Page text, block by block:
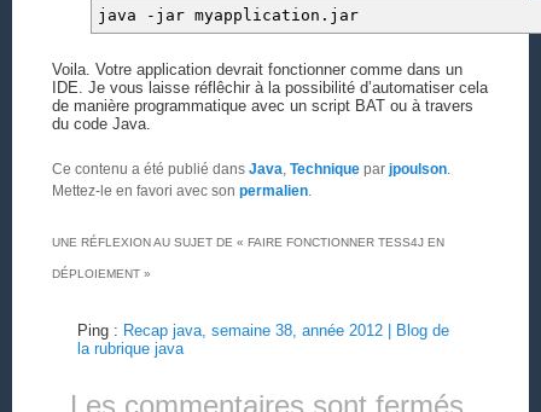
java -jar myapplication.jar
Voila. Votre application devrait fonctionner comme dans un
IDE. Je vous laisse réflêchir à la possibilité d’automatiser cela
de manière programmatique avec un script BAT ou à travers
du code Java.
Ce contenu a été publié dans Java Techniquepar jpoulson.
Mettez-le en favori avec son permalien.
UNE RÉFLEXION AU SUJET DE « FAIRE FONCTIONNER TESS4J EN
DÉPLOIEMENT»
Ping : Recap java, semaine 38, année 2012 | Blog de
la rubrique java
Les commentaires sont fermés.